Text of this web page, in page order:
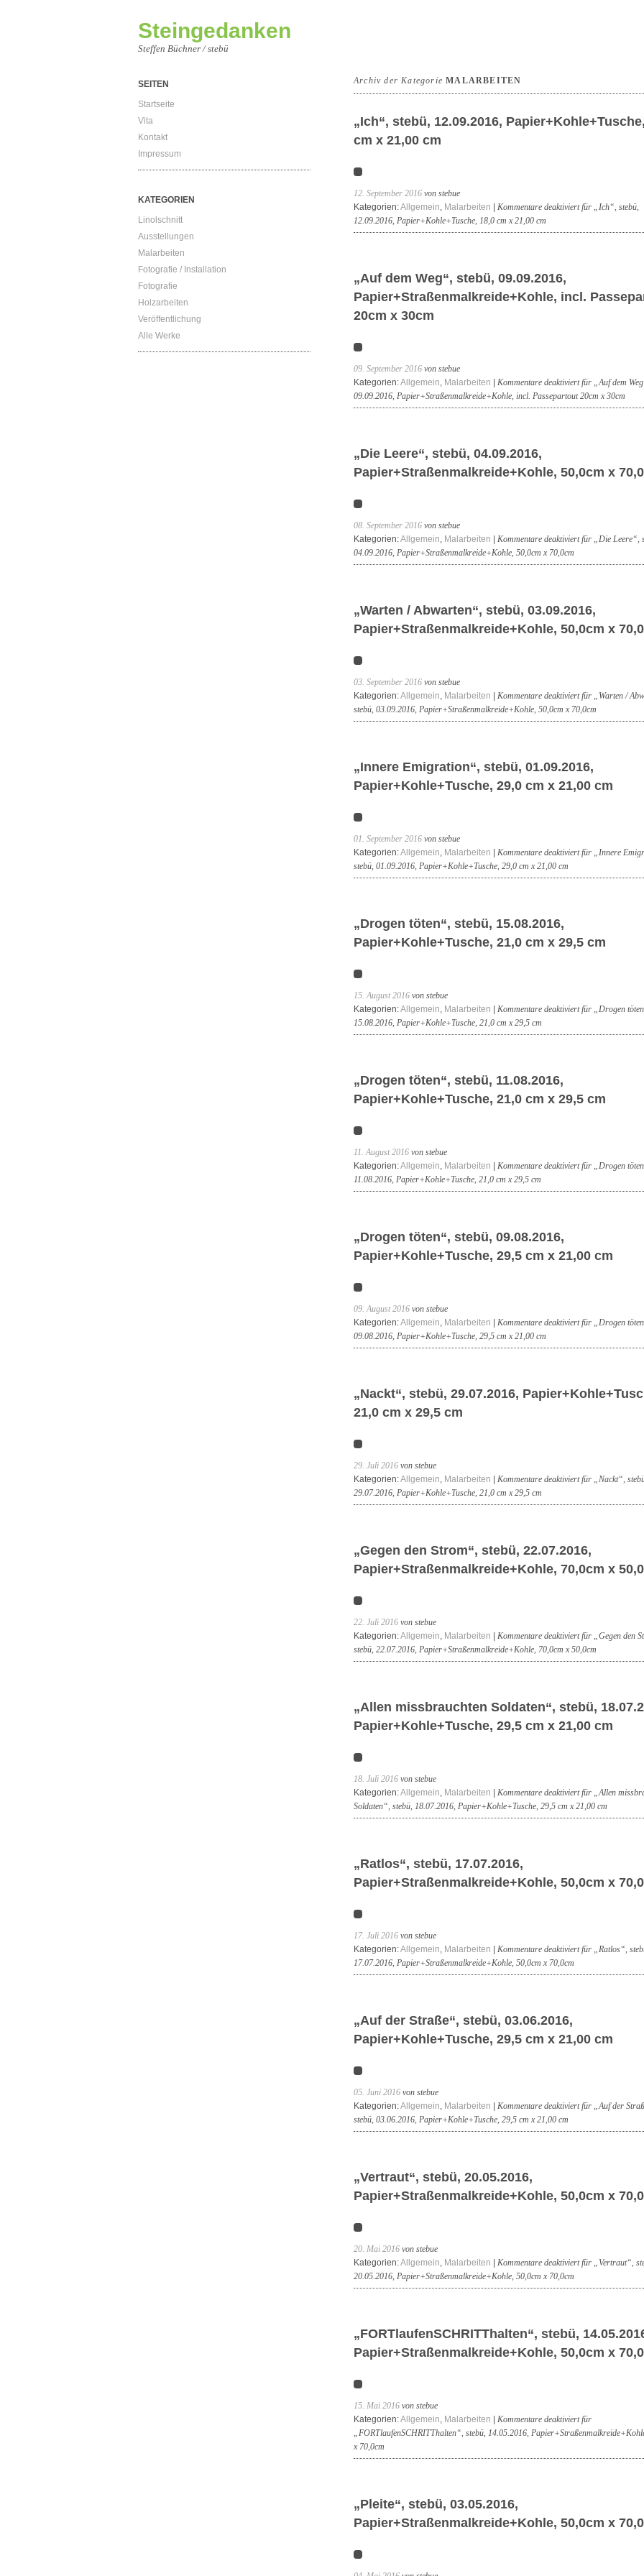
Steingedanken
Steffen Büchner / stebü
SEITEN
Startseite
Vita
Kontakt
Impressum
KATEGORIEN
Linolschnitt
Ausstellungen
Malarbeiten
Fotografie / Installation
Fotografie
Holzarbeiten
Veröffentlichung
Alle Werke
Archiv der KategorieMALARBEITEN
„Ich“, stebü, 12.09.2016,
cm x 21,00 cm
12. September 2016 von stebue
Kategorien:Allgemein, Malarbeiten Kommentare deaktiviertfür „Ich“, stebü,
12.09.2016, Papier+Kohle+Tusche, 18,0 cm x 21,00 cm
„Auf dem Weg“, stebü, 09.09.2016,
Papier+Straßenmalkreide+Kohle, incl.
20cm x 30cm
09. September 2016 von stebue
Kategorien:Allgemein, Malarbeiten Kommentare deaktiviertfür „Auf dem
09.09.2016, Papier+Straßenmalkreide+Kohle, incl. Passepartout 20cm x 30cm
„Die Leere“, stebü, 04.09.2016,
Papier+Straßenmalkreide+Kohle, 50,0cm x
08. September 2016 von stebue
Kategorien:Allgemein, Malarbeiten Kommentare deaktiviertfür „Die Leere“,
04.09.2016, Papier+Straßenmalkreide+Kohle, 50,0cm x 70,0cm
„Warten / Abwarten“, stebü, 03.09.2016,
Papier+Straßenmalkreide+Kohle, 50,0cm x
03. September 2016 von stebue
Kategorien:Allgemein, Malarbeiten Kommentare deaktiviertfür „Warten /
stebü, 03.09.2016, Papier+Straßenmalkreide+Kohle, 50,0cm x 70,0cm
„Innere Emigration“, stebü, 01.09.2016,
Papier+Kohle+Tusche, 29,0 cm x 21,00 cm
01. September 2016 von stebue
Kategorien:Allgemein, Malarbeiten Kommentare deaktiviertfür „Innere
stebü, 01.09.2016, Papier+Kohle+Tusche, 29,0 cm x 21,00 cm
„Drogen töten“, stebü, 15.08.2016,
Papier+Kohle+Tusche, 21,0 cm x 29,5 cm
15. August 2016 von stebue
Kategorien:Allgemein, Malarbeiten Kommentare deaktiviertfür „Drogen
15.08.2016, Papier+Kohle+Tusche, 21,0 cm x 29,5 cm
„Drogen töten“, stebü, 11.08.2016,
Papier+Kohle+Tusche, 21,0 cm x 29,5 cm
11. August 2016 von stebue
Kategorien:Allgemein, Malarbeiten Kommentare deaktiviertfür „Drogen
11.08.2016, Papier+Kohle+Tusche, 21,0 cm x 29,5 cm
„Drogen töten“, stebü, 09.08.2016,
Papier+Kohle+Tusche, 29,5 cm x 21,00 cm
09. August 2016 von stebue
Kategorien:Allgemein, Malarbeiten Kommentare deaktiviertfür „Drogen
09.08.2016, Papier+Kohle+Tusche, 29,5 cm x 21,00 cm
„Nackt“, stebü, 29.07.2016,
21,0 cm x 29,5 cm
29. Juli 2016 von stebue
Kategorien:Allgemein, Malarbeiten Kommentare deaktiviertfür „Nackt“,
29.07.2016, Papier+Kohle+Tusche, 21,0 cm x 29,5 cm
„Gegen den Strom“, stebü, 22.07.2016,
Papier+Straßenmalkreide+Kohle, 70,0cm x
22. Juli 2016 von stebue
Kategorien:Allgemein, Malarbeiten Kommentare deaktiviertfür „Gegen den
stebü, 22.07.2016, Papier+Straßenmalkreide+Kohle, 70,0cm x 50,0cm
„Allen missbrauchten Soldaten“, stebü,
Papier+Kohle+Tusche, 29,5 cm x 21,00 cm
18. Juli 2016 von stebue
Kategorien:Allgemein, Malarbeiten Kommentare deaktiviertfür „Allen
Soldaten“, stebü, 18.07.2016, Papier+Kohle+Tusche, 29,5 cm x 21,00 cm
„Ratlos“, stebü, 17.07.2016,
Papier+Straßenmalkreide+Kohle, 50,0cm x
17. Juli 2016 von stebue
Kategorien:Allgemein, Malarbeiten Kommentare deaktiviertfür „Ratlos“,
17.07.2016, Papier+Straßenmalkreide+Kohle, 50,0cm x 70,0cm
„Auf der Straße“, stebü, 03.06.2016,
Papier+Kohle+Tusche, 29,5 cm x 21,00 cm
05. Juni 2016 von stebue
Kategorien:Allgemein, Malarbeiten Kommentare deaktiviertfür „Auf der
stebü, 03.06.2016, Papier+Kohle+Tusche, 29,5 cm x 21,00 cm
„Vertraut“, stebü, 20.05.2016,
Papier+Straßenmalkreide+Kohle, 50,0cm x
20. Mai 2016 von stebue
Kategorien:Allgemein, Malarbeiten Kommentare deaktiviertfür „Vertraut“,
20.05.2016, Papier+Straßenmalkreide+Kohle, 50,0cm x 70,0cm
„FORTlaufenSCHRITThalten“, stebü,
Papier+Straßenmalkreide+Kohle, 50,0cm x
15. Mai 2016 von stebue
Kategorien:Allgemein, Malarbeiten Kommentare deaktiviertfür
„FORTlaufenSCHRITThalten“, stebü, 14.05.2016,
x 70,0cm
„Pleite“, stebü, 03.05.2016,
Papier+Straßenmalkreide+Kohle, 50,0cm x